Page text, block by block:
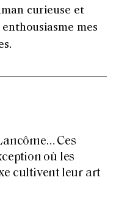
curieuse et
mes
Ces
où les
cultivent leur art